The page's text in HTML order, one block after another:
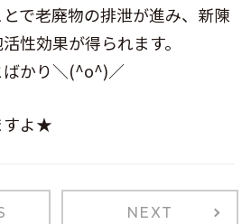
で老廃物の排泄が進み、新陳
性効果が得られます。
かり＼(^o^)／
すよ★
NEXT